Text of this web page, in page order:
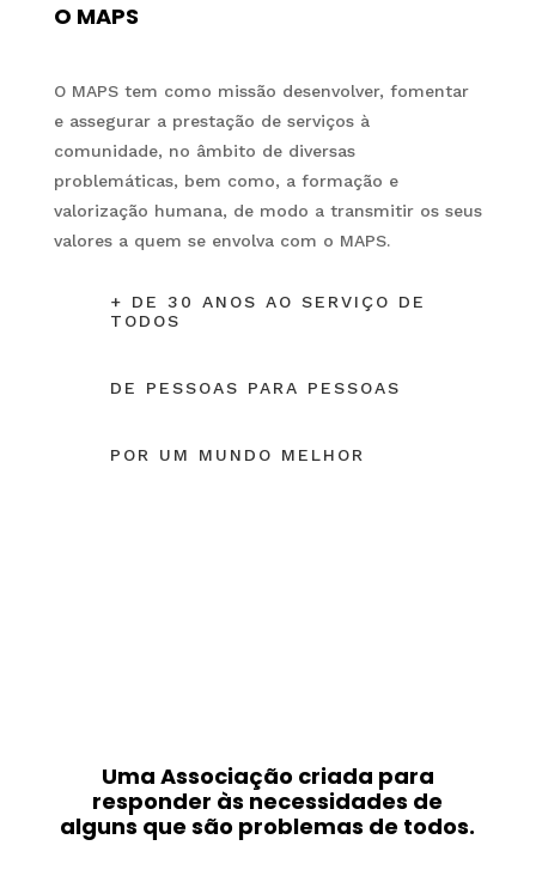
O MAPS
O MAPS tem como missão desenvolver, fomentar
e assegurar a prestação de serviços à
comunidade, no âmbito de diversas
problemáticas, bem como, a formação e
valorização humana, de modo a transmitir os seus
valores a quem se envolva com o MAPS.
+ DE 30 ANOS AO SERVIÇO DE
TODOS
DE PESSOAS PARA PESSOAS
POR UM MUNDO MELHOR
Uma Associação criada para
responder às necessidades de
alguns que são problemas de todos.